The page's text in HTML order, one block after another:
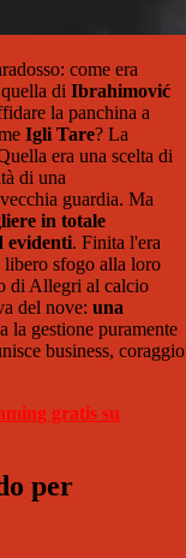
come era
di Ibrahimović
la panchina a
Igli Tare? La
era una scelta di
di una
guardia. Ma
in totale
evidenti. Finita l'era
libero sfogo alla loro
di Allegri al calcio
del nove: una
la gestione puramente
business, coraggio
gratis su
per